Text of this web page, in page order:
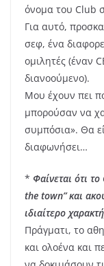
όνομα του Club
Για αυτό,
σεφ, ένα
ομιλητές (έναν
διανοούμενο).
Μου έχουν πει
μπορούσαν να
συμπόσια». Θα
διαφωνήσει…
* Φαίνεται ότι
the town” και
ιδιαίτερο
Πράγματι, το
και ολοένα και